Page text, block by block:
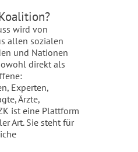
wird von
allen sozialen
und Nationen
direkt als
Experten,
Ärzte,
ist eine Plattform
Art. Sie steht für